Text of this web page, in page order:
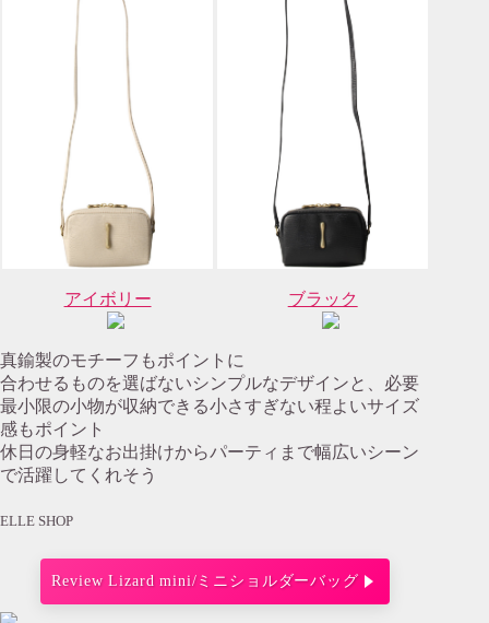
アイボリー ブラック
真鍮製のモチーフもポイントに
合わせるものを選ばないシンプルなデザインと、必要
最小限の小物が収納できる小さすぎない程よいサイズ
感もポイント
休日の身軽なお出掛けからパーティまで幅広いシーン
で活躍してくれそう
ELLE SHOP
Review Lizard mini/ミニショルダーバッグ